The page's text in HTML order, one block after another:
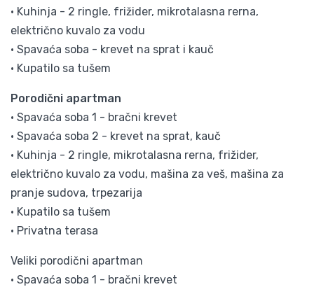
• Kuhinja - 2 ringle, frižider, mikrotalasna rerna,
električno kuvalo za vodu
• Spavaća soba - krevet na sprat i kauč
• Kupatilo sa tušem
Porodični apartman
• Spavaća soba 1 - bračni krevet
• Spavaća soba 2 - krevet na sprat, kauč
• Kuhinja - 2 ringle, mikrotalasna rerna, frižider,
električno kuvalo za vodu, mašina za veš, mašina za
pranje sudova, trpezarija
• Kupatilo sa tušem
• Privatna terasa
Veliki porodični apartman
• Spavaća soba 1 - bračni krevet